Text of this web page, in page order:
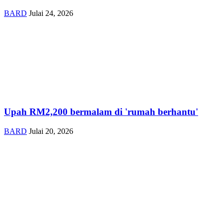
BARD Julai 24, 2026
Upah RM2,200 bermalam di 'rumah berhantu'
BARD Julai 20, 2026